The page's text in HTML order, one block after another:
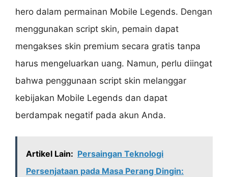
hero dalam permainan Mobile Legends. Dengan
menggunakan script skin, pemain dapat
mengakses skin premium secara gratis tanpa
harus mengeluarkan uang. Namun, perlu diingat
bahwa penggunaan script skin melanggar
kebijakan Mobile Legends dan dapat
berdampak negatif pada akun Anda.
Artikel Lain: Persaingan Teknologi
Persenjataan pada Masa Perang Dingin: